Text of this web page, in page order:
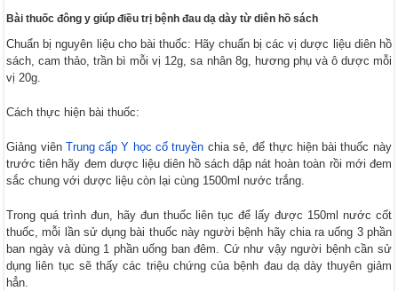
Bài thuốc đông y giúp điều trị bệnh đau dạ dày từ diên hồ sách
Chuẩn bị nguyên liệu cho bài thuốc: Hãy chuẩn bị các vị dược liệu diên hồ
sách, cam thảo, trần bì mỗi vị 12g, sa nhân 8g, hương phụ và ô dược mỗi
vị 20g.
Cách thực hiện bài thuốc:
Giảng viên Trung cấp Y học cổ truyền chia sẻ, để thực hiện bài thuốc này
trước tiên hãy đem dược liệu diên hồ sách dập nát hoàn toàn rồi mới đem
sắc chung với dược liệu còn lại cùng 1500ml nước trắng.
Trong quá trình đun, hãy đun thuốc liên tục để lấy được 150ml nước cốt
thuốc, mỗi lần sử dụng bài thuốc này người bệnh hãy chia ra uống 3 phần
ban ngày và dùng 1 phần uống ban đêm. Cứ như vậy người bệnh cần sử
dụng liên tục sẽ thấy các triệu chứng của bệnh đau dạ dày thuyên giảm
hẳn.